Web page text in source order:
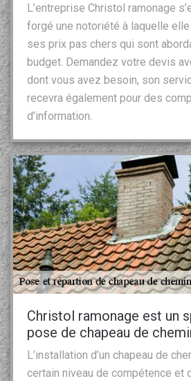
L’entreprise Christol ramonage
forgé une notoriété à laquelle
ses prix pas chers qui sont
budget. Demandez votre devis
dont vous avez besoin, son
recevra également pour des
d’information.
Christol ramonage est un
pose de chapeau de
L’installation d’un chapeau de
certain niveau de compétence et